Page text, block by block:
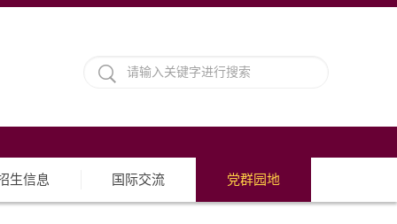
生信息 国际交流 党群园地